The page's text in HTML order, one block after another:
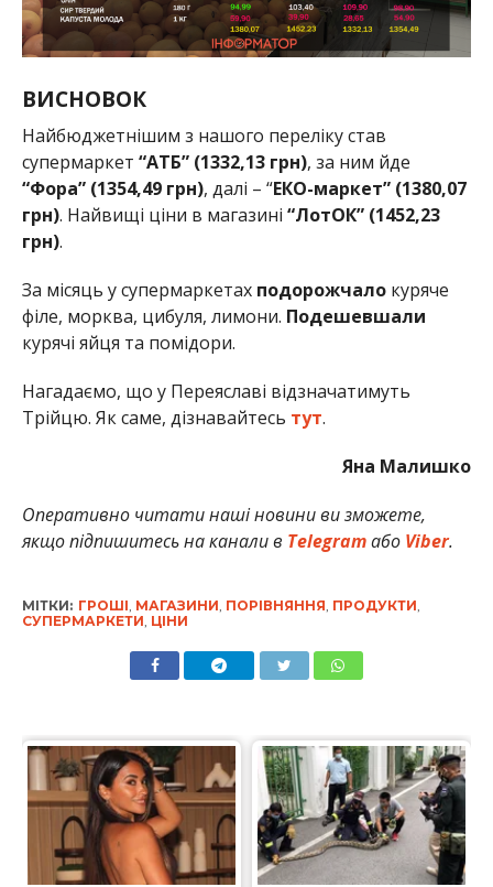
ВИСНОВОК
Найбюджетнішим з нашого переліку став
супермаркет “АТБ” (1332,13 грн), за ним йде
“Фора” (1354,49 грн), далі – “ЕКО-маркет” (1380,07
грн). Найвищі ціни в магазині “ЛотОК” (1452,23
грн).
За місяць у супермаркетахподорожчало куряче
філе, морква, цибуля, лимони. Подешевшали
курячі яйця та помідори.
Нагадаємо, що у Переяславі відзначатимуть
Трійцю. Як саме, дізнавайтесь тут.
Яна Малишко
Оперативно читати наші новини ви зможете,
якщо підпишитесь на канали в Telegramабо Viber.
МІТКИ: ГРОШІ, МАГАЗИНИ, ПОРІВНЯННЯ, ПРОДУКТИ,
СУПЕРМАРКЕТИ, ЦІНИ